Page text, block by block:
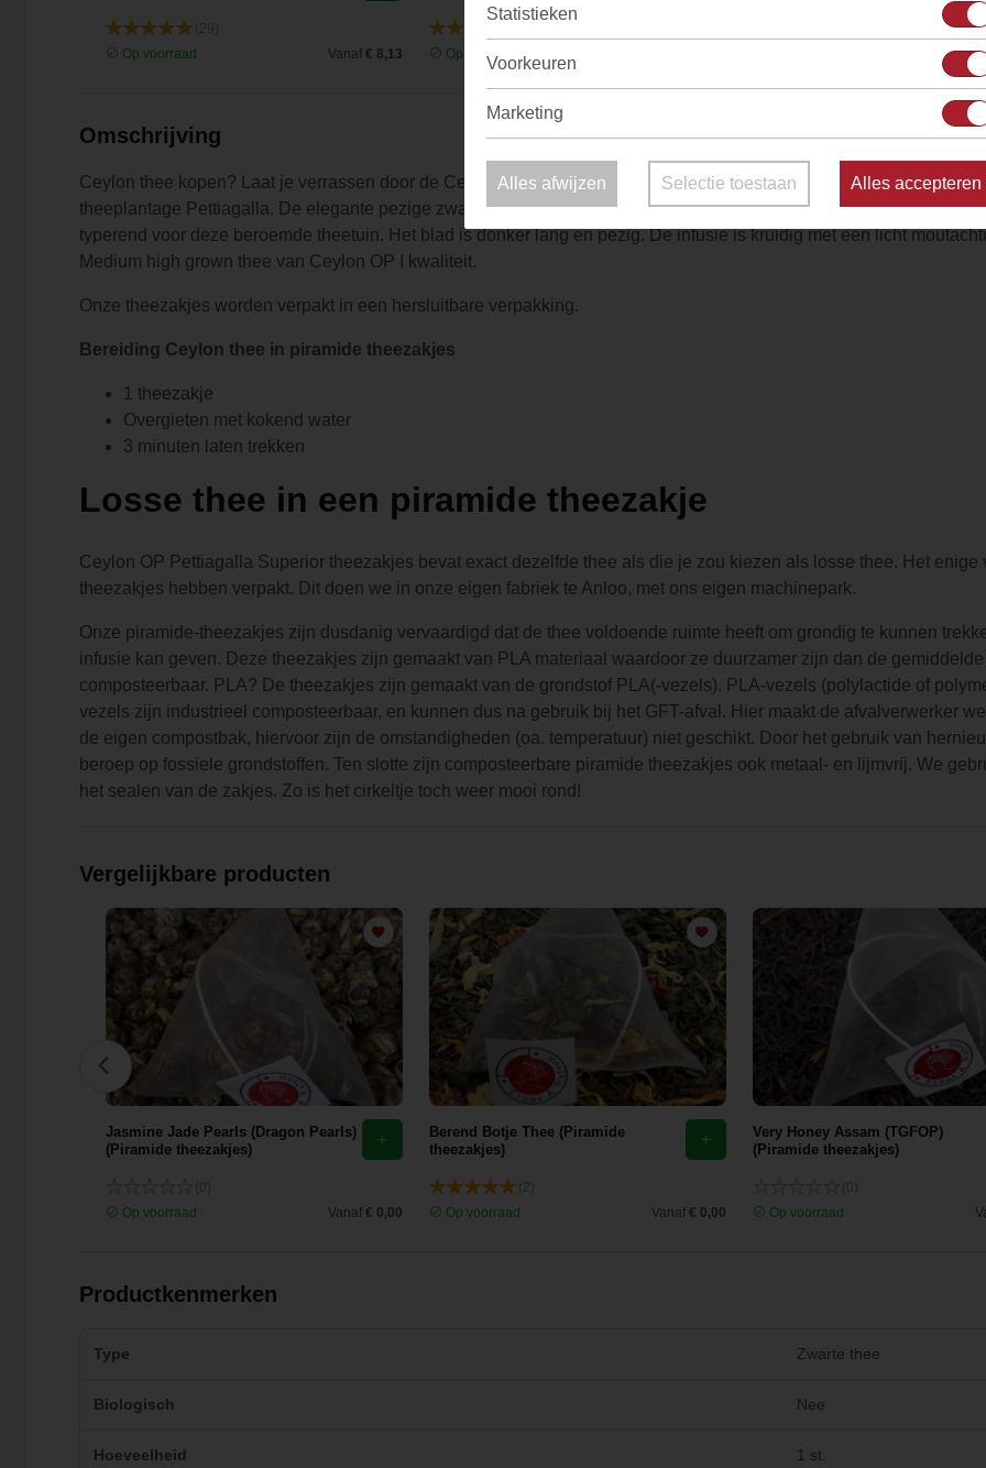
Op voorraad
Vanaf € 8,13
Op voorraad
Omschrijving
Ceylon thee kopen? Laat je verrassen door de Ceylon thee in piramide theezakjes van Evans & Watson! Een
theeplantage Pettiagalla. De elegante pezige zwarte theebladeren van Ceylon Pettiagalla OP geven een
typerend voor deze beroemde theetuin. Het blad is donker lang en pezig. De infusie is kruidig met een licht
Medium high grown thee van Ceylon OP I kwaliteit.
Onze theezakjes worden verpakt in een hersluitbare verpakking.
Bereiding Ceylon thee in piramide theezakjes
1 theezakje
Overgieten met kokend water
3 minuten laten trekken
Losse thee in een piramide theezakje
Ceylon OP Pettiagalla Superior theezakjes bevat exact dezelfde thee als die je zou kiezen als losse thee. Het
theezakjes hebben verpakt. Dit doen we in onze eigen fabriek te Anloo, met ons eigen machinepark.
Onze piramide-theezakjes zijn dusdanig vervaardigd dat de thee voldoende ruimte heeft om grondig te kunnen
infusie kan geven. Deze theezakjes zijn gemaakt van PLA materiaal waardoor ze duurzamer zijn dan de
composteerbaar. PLA? De theezakjes zijn gemaakt van de grondstof PLA(-vezels). PLA-vezels (polylactide of
vezels zijn industrieel composteerbaar, en kunnen dus na gebruik bij het GFT-afval. Hier maakt de afvalverwerker
de eigen compostbak, hiervoor zijn de omstandigheden (oa. temperatuur) niet geschikt. Door het gebruik van
beroep op fossiele grondstoffen. Ten slotte zijn composteerbare piramide theezakjes ook metaal- en lijmvrij. We
het sealen van de zakjes. Zo is het cirkeltje toch weer mooi rond!
Vergelijkbare producten
Jasmine Jade Pearls (Dragon Pearls)
(Piramide theezakjes)
Op voorraad
Vanaf € 0,00
Berend Botje Thee (Piramide
theezakjes)
Op voorraad
Vanaf € 0,00
Very Honey Assam (TGFOP)
(Piramide theezakjes)
Op voorraad
Productkenmerken
Type Zwarte thee
Biologisch Nee
Hoeveelheid 1 st.
Statistieken
Voorkeuren
Marketing
Alles afwijzen Selectie toestaan Alles accepteren